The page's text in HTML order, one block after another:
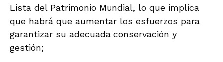
Lista del Patrimonio Mundial, lo que implica
que habrá que aumentar los esfuerzos para
garantizar su adecuada conservación y
gestión;